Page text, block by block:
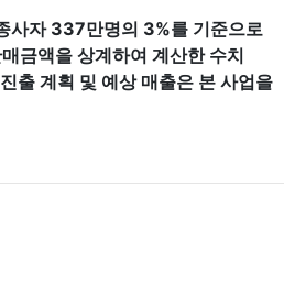
사자 337만명의 3%를 기준으로
금액을 상계하여 계산한 수치
출 계획 및 예상 매출은 본 사업을